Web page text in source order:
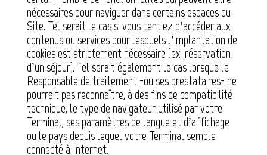
nécessaires pour naviguer dans certains espaces du
Site. Tel serait le cas si vous tentiez d’accéder aux
contenus ou services pour lesquels l’implantation de
cookies est strictement nécessaire (ex :réservation
d’un séjour). Tel serait également le cas lorsque le
Responsable de traitement -ou ses prestataires- ne
pourrait pas reconnaître, à des fins de compatibilité
technique, le type de navigateur utilisé par votre
Terminal, ses paramètres de langue et d’affichage
ou le pays depuis lequel votre Terminal semble
connecté à Internet.